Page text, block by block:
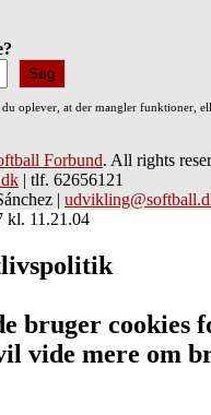
Søg
du oplever, at der mangler funktioner,
Forbund. All rights
| tlf. 62656121
|
bruger cookies
vide mere om